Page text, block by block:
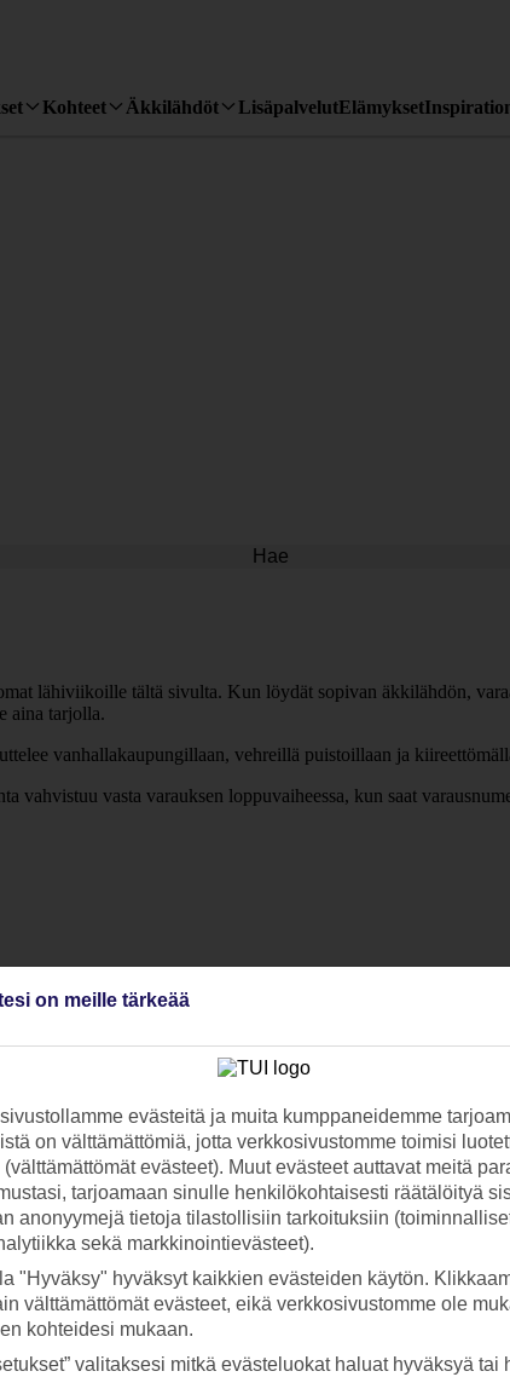
Kohteet Äkkilähdöt LisäpalvelutElämykset
Hae
lähiviikoille tältä sivulta. Kun löydät sopivan äkkilähdön,
aina tarjolla.
vanhallakaupungillaan, vehreillä puistoillaan ja
vahvistuu vasta varauksen loppuvaiheessa, kun saat
on meille tärkeää
evästeitä ja muita kumppaneidemme
on välttämättömiä, jotta verkkosivustomme toimisi
evästeet). Muut evästeet auttavat meitä
tarjoamaan sinulle henkilökohtaisesti räätälöityä
anonyymejä tietoja tilastollisiin tarkoituksiin
sekä markkinointievästeet).
"Hyväksy" hyväksyt kaikkien evästeiden käytön.
välttämättömät evästeet, eikä verkkosivustomme ole
kohteidesi mukaan.
valitaksesi mitkä evästeluokat haluat hyväksyä tai